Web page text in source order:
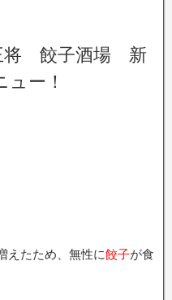
将 餃子酒場 新
ー！
えたため、無性に餃子が食